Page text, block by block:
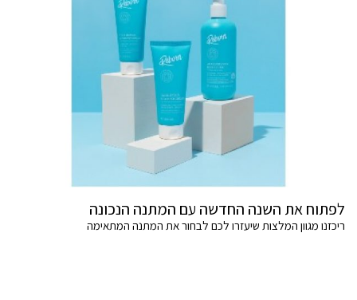
לפתוח את השנה החדשה עם המתנה הנכונה
ריכזנו מגוון המלצות שיעזרו לכם לבחור את המתנה המתאימה